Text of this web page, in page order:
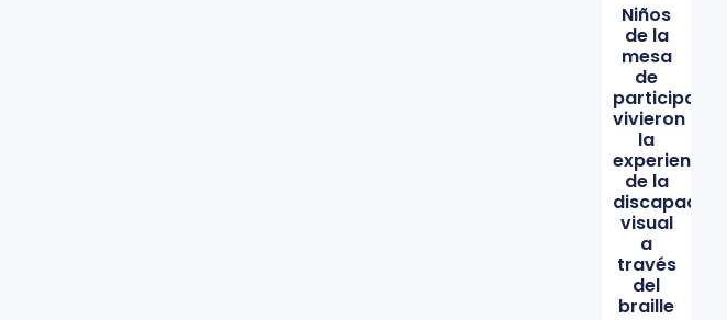
Niños
de la
mesa
de
participación
vivieron
la
experiencia
de la
discapacidad
visual
a
través
del
braille